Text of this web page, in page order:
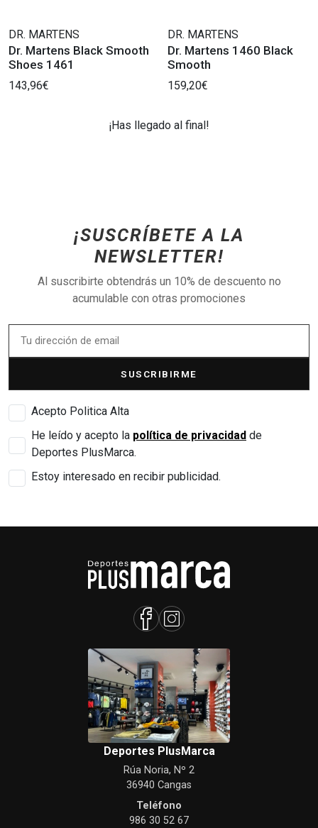
DR. MARTENS
Dr. Martens Black Smooth
Shoes 1461
143,96€
DR. MARTENS
Dr. Martens 1460 Black
Smooth
159,20€
¡Has llegado al final!
¡SUSCRÍBETE A LA
NEWSLETTER!
Al suscribirte obtendrás un 10% de descuento no
acumulable con otras promociones
SUSCRIBIRME
Acepto Politica Alta
He leído y acepto la política de privacidad de
Deportes PlusMarca.
Estoy interesado en recibir publicidad.
Deportes PlusMarca
Rúa Noria, Nº 2
36940 Cangas
Teléfono
986 30 52 67